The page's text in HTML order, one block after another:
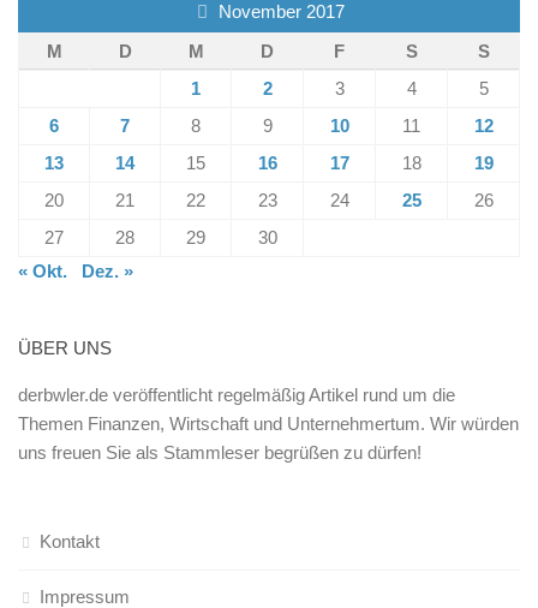
November 2017
M
D M D F S
S
1
2 3 4
5
6
7 8 9 10 11
12
13
14 15 16 17 18
19
20
21 22 23 24 25
26
27
28 29
30
« Okt.
Dez. »
ÜBER UNS
derbwler.de veröffentlicht regelmäßig Artikel rund um die
Themen Finanzen, Wirtschaft und Unternehmertum. Wir würden
uns freuen Sie als Stammleser begrüßen zu dürfen!
Kontakt
Impressum